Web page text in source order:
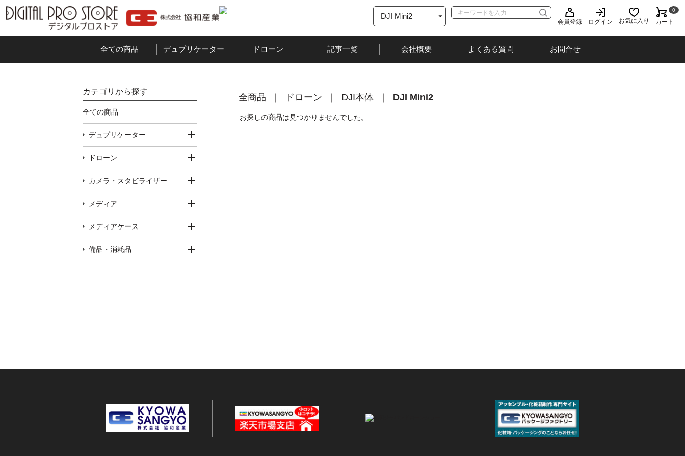
会員登録 ログイン お気に入り カート
0
全ての商品 デュプリケーター ドローン 記事一覧 会社概要 よくある質問 お問合せ
全商品 ドローン DJI本体 DJI Mini2
お探しの商品は見つかりませんでした。
カテゴリから探す
全ての商品
デュプリケーター
ドローン
カメラ・スタビライザー
メディア
メディアケース
備品・消耗品